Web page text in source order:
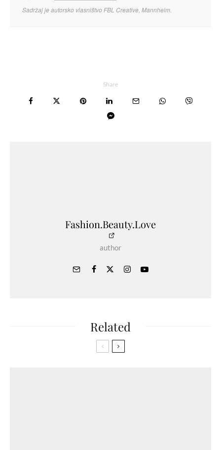
Sadržaj je autorsko vlasništvo FBL Creative, Mannheim.
Share
Fashion.Beauty.Love
author
Related